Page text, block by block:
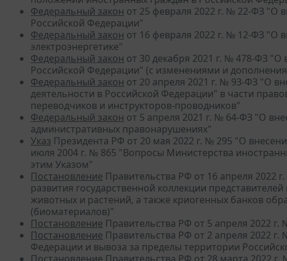
Федеральный закон от 25 февраля 2022 г. № 22-ФЗ "О
Российской Федерации"
Федеральный закон от 16 февраля 2022 г. № 12-ФЗ "О
электроэнергетике"
Федеральный закон от 30 декабря 2021 г. № 478-ФЗ
Российской Федерации" (с изменениями и
Федеральный закон от 20 апреля 2021 г. № 93-ФЗ "О
деятельности в Российской Федерации" в части
переводчиков и инструкторов-проводников"
Федеральный закон от 5 апреля 2021 г. № 64-ФЗ "О
административных правонарушениях"
Указ Президента РФ от 20 мая 2022 г. № 295 "О
июля 2004 г. № 865 "Вопросы Министерства
этим Указом"
Постановление Правительства РФ от 16 апреля
развития государственной коллекции
животных и растений, а также криогенных банков
(биоматериалов)"
Постановление Правительства РФ от 5 апреля 2022
Постановление Правительства РФ от 2 апреля 2022
Федерации и вывоза за пределы территории
Постановление Правительства РФ от 28 марта 2022